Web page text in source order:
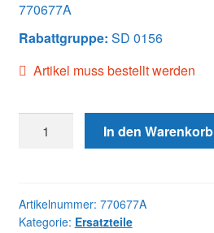
770677A
Rabattgruppe: SD 0156
Artikel muss bestellt werden
NOZZLE
In den Warenkorb
Artikelnummer: 770677A
Kategorie: Ersatzteile